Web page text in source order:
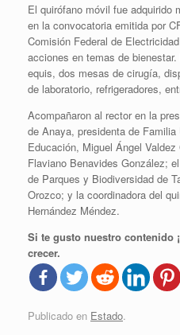
El quirófano móvil fue adquirido
en la convocatoria emitida por
Comisión Federal de
acciones en temas de
equis, dos mesas de cirugía,
de laboratorio, refrigeradores,
Acompañaron al rector en la
de Anaya, presidenta de Familia
Educación, Miguel Ángel
Flaviano Benavides González;
de Parques y Biodiversidad de
Orozco; y la coordinadora del
Hernández Méndez.
Si te gusto nuestro contenido
crecer.
Publicado en Estado.